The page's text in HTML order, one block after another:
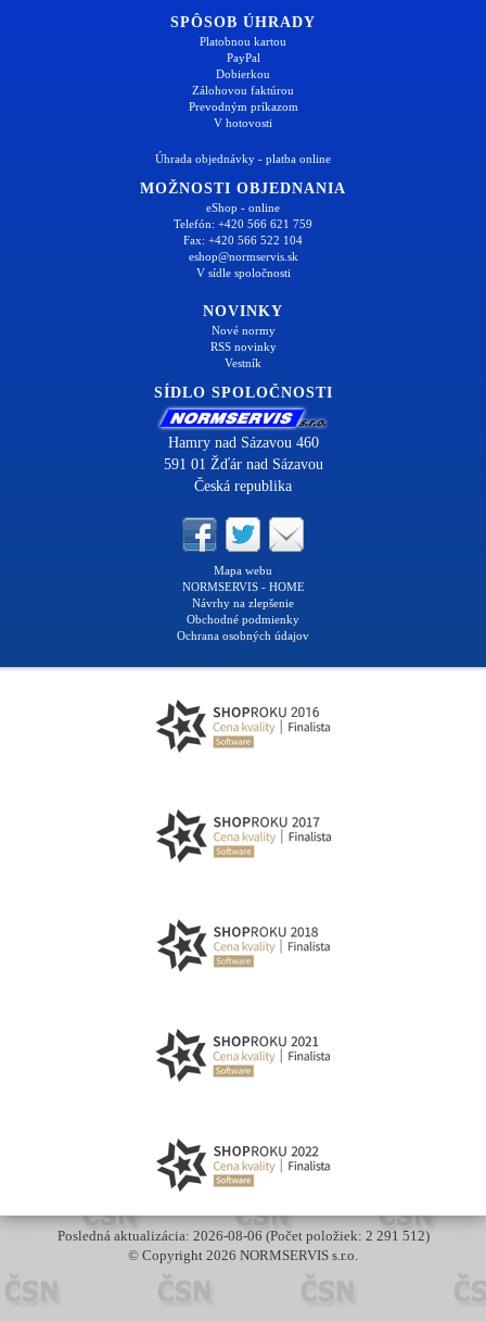
SPÔSOB ÚHRADY
Platobnou kartou
PayPal
Dobierkou
Zálohovou faktúrou
Prevodným príkazom
V hotovosti
Úhrada objednávky - platba online
MOŽNOSTI OBJEDNANIA
eShop - online
Telefón: +420 566 621 759
Fax: +420 566 522 104
eshop@normservis.sk
V sídle spoločnosti
NOVINKY
Nové normy
RSS novinky
Vestník
SÍDLO SPOLOČNOSTI
Hamry nad Sázavou 460
591 01 Žďár nad Sázavou
Česká republika
Mapa webu
NORMSERVIS - HOME
Návrhy na zlepšenie
Obchodné podmienky
Ochrana osobných údajov
Posledná aktualizácia: 2026-08-06 (Počet položiek: 2 291 512)
© Copyright 2026 NORMSERVIS s.r.o.